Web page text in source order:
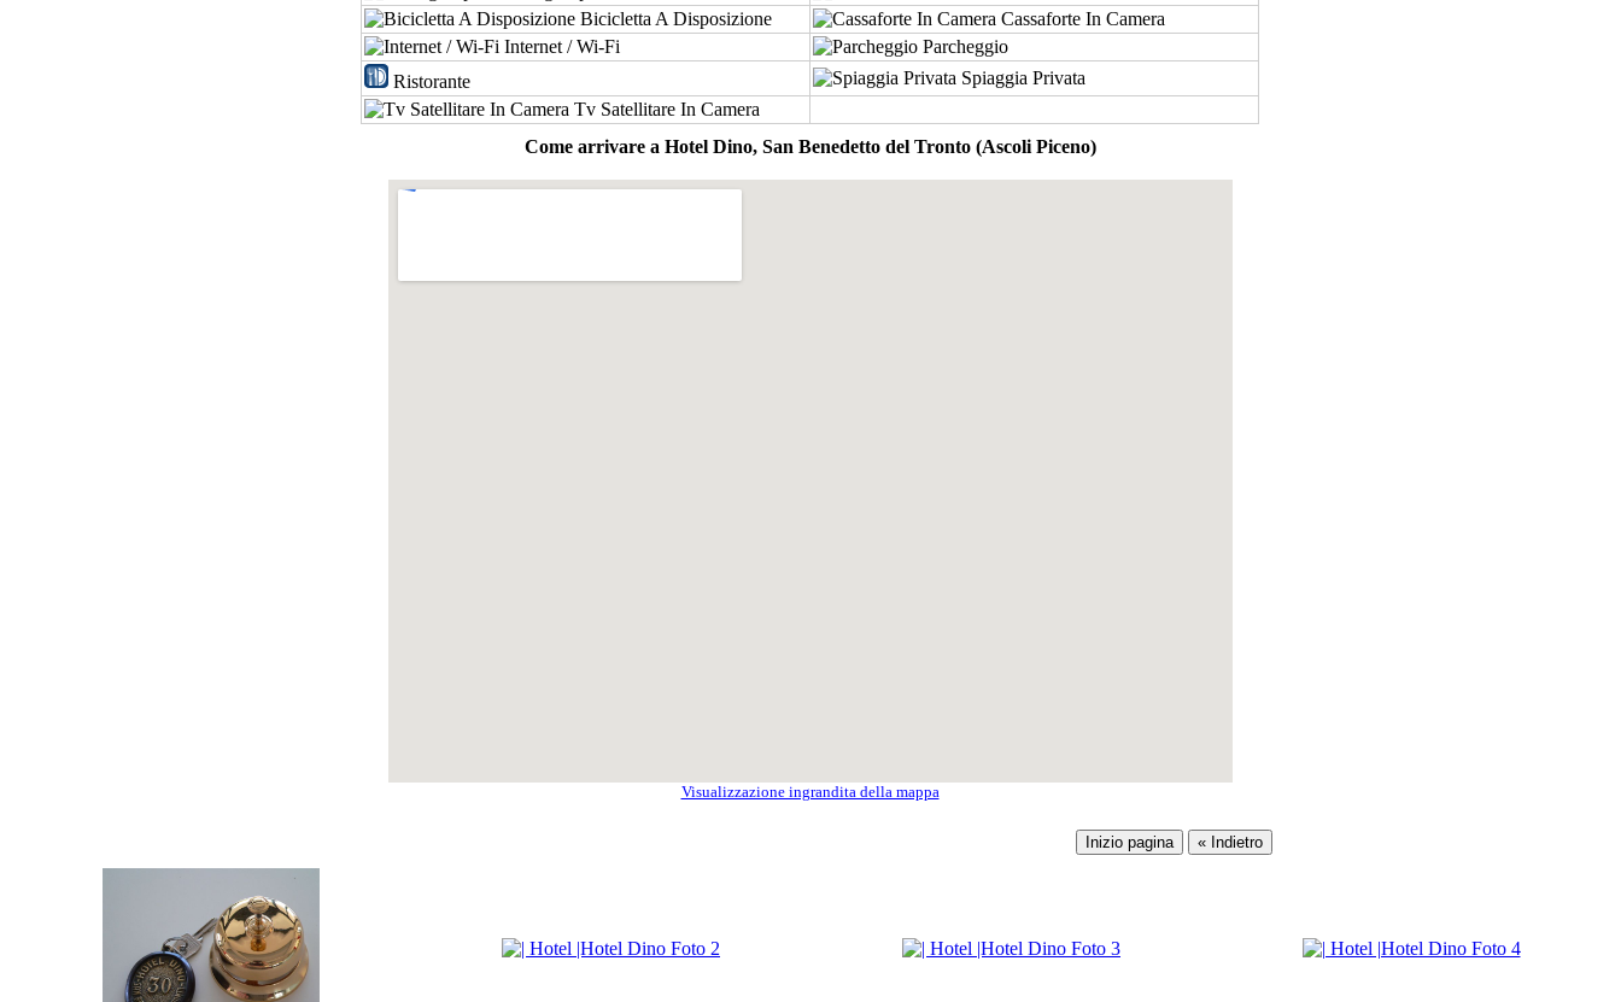
Bicicletta A Disposizione
Cassaforte In Camera
Internet / Wi-Fi
Parcheggio
Ristorante
Spiaggia Privata
Tv Satellitare In Camera
Come arrivare a Hotel Dino, San Benedetto del Tronto (Ascoli Piceno)
Visualizzazione ingrandita della mappa